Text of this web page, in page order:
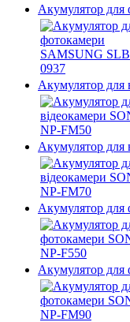
Акумулятор
Акумулятор для
Акумулятор для
Акумулятор для
Акумулятор